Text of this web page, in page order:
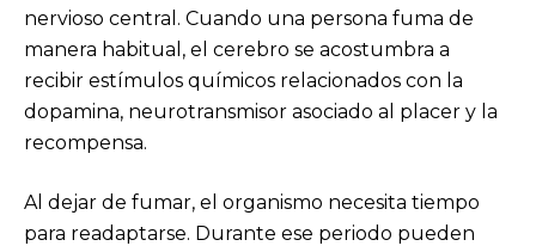
nervioso central. Cuando una persona fuma de
manera habitual, el cerebro se acostumbra a
recibir estímulos químicos relacionados con la
dopamina, neurotransmisor asociado al placer y la
recompensa.
Al dejar de fumar, el organismo necesita tiempo
para readaptarse. Durante ese periodo pueden